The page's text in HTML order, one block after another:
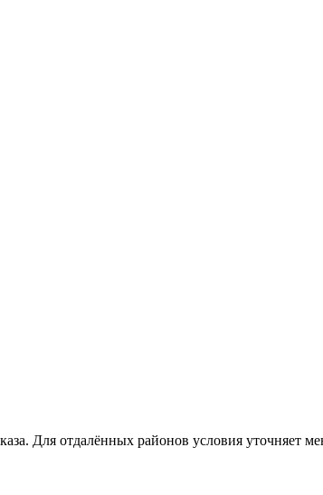
Для отдалённых районов условия уточняет